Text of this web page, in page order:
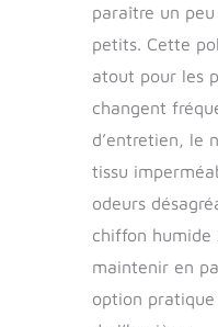
paraître un
petits. Cette
atout pour les
changent
d’entretien, le
tissu
odeurs
chiffon
maintenir en
option